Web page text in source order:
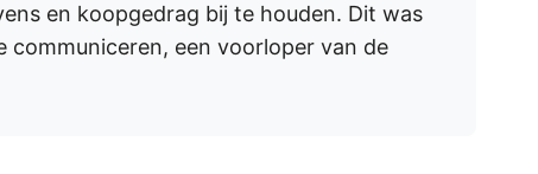
en koopgedrag bij te houden. Dit was
een voorloper van de